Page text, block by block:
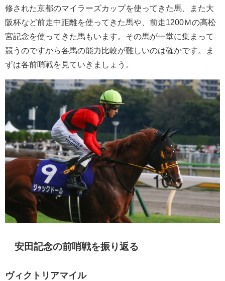
修された京都のマイラーズカップを使ってきた馬、また大
阪杯など前走中距離を使ってきた馬や、前走1200Ｍの高松
宮記念を使ってきた馬もいます。その馬が一堂に集まって
競うのですから各馬の能力比較が難しいのは確かです。ま
ずは各前哨戦を見ていきましょう。
安田記念の前哨戦を振り返る
ヴィクトリアマイル